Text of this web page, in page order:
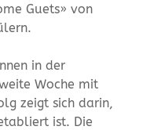
Guets» von
in der
Woche mit
zeigt sich darin,
ist. Die